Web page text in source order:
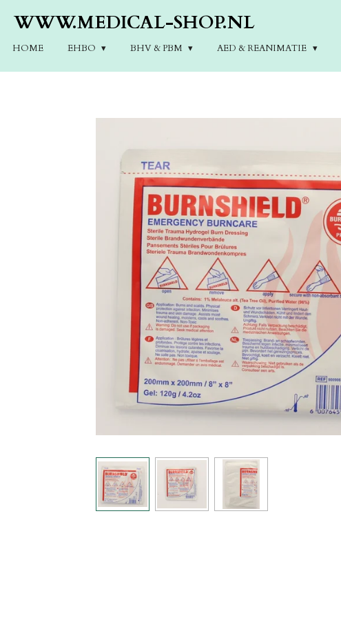
direct
de
WWW.MEDICAL-SHOP.NL
HOME EHBO BHV & PBM AED & REANIMATIE